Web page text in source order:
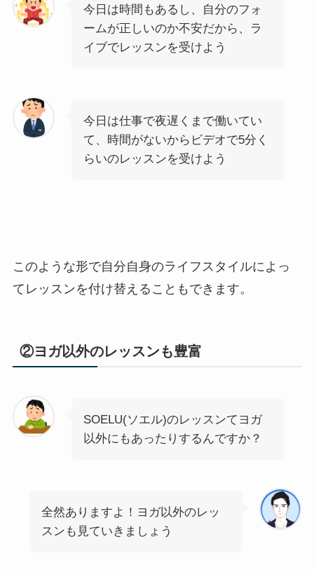
今日は時間もあるし、自分のフォ
ームが正しいのか不安だから、ラ
イブでレッスンを受けよう
今日は仕事で夜遅くまで働いてい
て、時間がないからビデオで5分く
らいのレッスンを受けよう
このような形で自分自身のライフスタイルによっ
てレッスンを付け替えることもできます。
②ヨガ以外のレッスンも豊富
SOELU(ソエル)のレッスンてヨガ
以外にもあったりするんですか？
全然ありますよ！ヨガ以外のレッ
スンも見ていきましょう